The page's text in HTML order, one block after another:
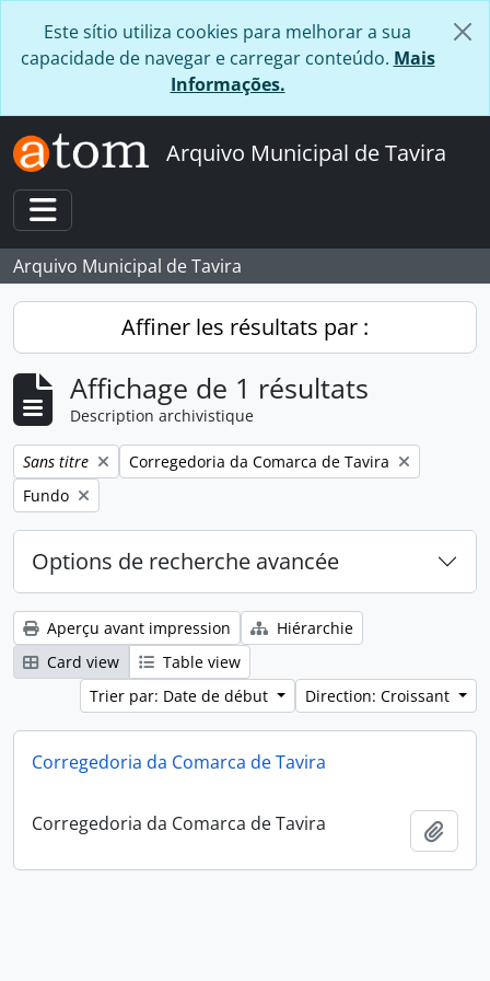
Este sítio utiliza cookies para melhorar a sua
capacidade de navegar e carregar conteúdo. Mais
Informações.
Arquivo Municipal de Tavira
Toggle navigation
Arquivo Municipal de Tavira
Affiner les résultats par :
Affichage de 1 résultats
Description archivistique
Remove filter:
Sans titre Remove filter:
Corregedoria da Comarca de Tavira
Remove filter:
Fundo
Options de recherche avancée
Aperçu avant impression
Hiérarchie
Card view
Table view
Trier par: Date de début
Direction: Croissant
Corregedoria da Comarca de Tavira
Corregedoria da Comarca de Tavira